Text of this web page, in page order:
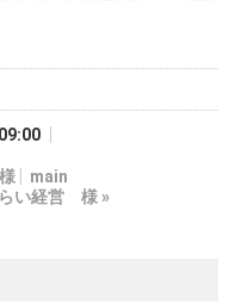
09:00
main
らい経営 様»